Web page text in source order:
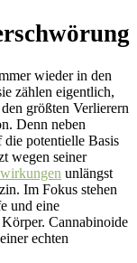
wieder in den
zählen eigentlich,
größten Verlierern
Denn neben
potentielle Basis
wegen seiner
unlängst
Im Fokus stehen
und eine
Cannabinoide
echten